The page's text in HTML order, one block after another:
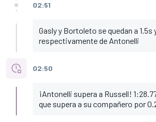
02:51
Gasly y Bortoleto se quedan a 1.5s
respectivamente de Antonelli
02:50
¡Antonelli supera a Russell!
que supera a su compañero por